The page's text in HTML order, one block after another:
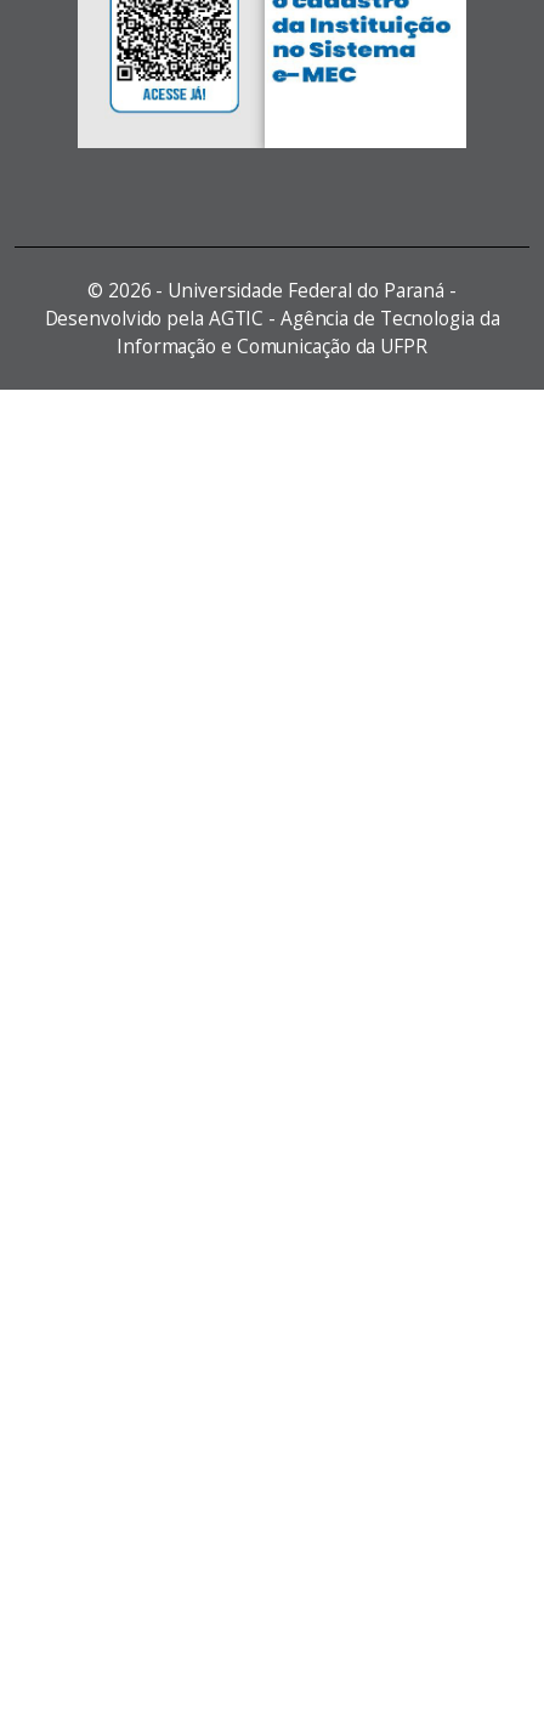
© 2026 - Universidade Federal do Paraná -
Desenvolvido pela AGTIC - Agência de Tecnologia da
Informação e Comunicação da UFPR